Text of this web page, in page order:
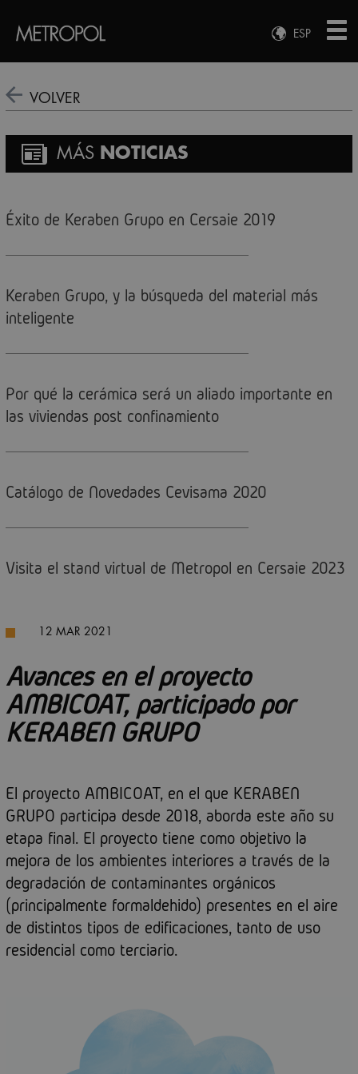
ESP
ENG
VOLVER
MÁS NOTICIAS
Éxito de Keraben Grupo en Cersaie 2019
Keraben Grupo, y la búsqueda del material más
inteligente
Por qué la cerámica será un aliado importante en
las viviendas post confinamiento
Catálogo de Novedades Cevisama 2020
Visita el stand virtual de Metropol en Cersaie 2023
12 MAR 2021
Avances en el proyecto
AMBICOAT, participado por
KERABEN GRUPO
El proyecto AMBICOAT, en el que KERABEN
GRUPO participa desde 2018, aborda este año su
etapa final. El proyecto tiene como objetivo la
mejora de los ambientes interiores a través de la
degradación de contaminantes orgánicos
(principalmente formaldehido) presentes en el aire
de distintos tipos de edificaciones, tanto de uso
residencial como terciario.